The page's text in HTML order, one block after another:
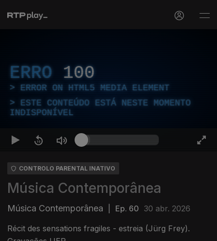
ERRO 100
ERROR ON HTML5 MEDIA ELEMENT
ESTE CONTEÚDO ESTÁ NESTE MOMENTO
INDISPONÍVEL
CONTROLO PARENTAL INATIVO
Música Contemporânea
Música Contemporânea Ep. 60 30 abr. 2026
Récit des sensations fragiles - estreia (Jürg Frey).